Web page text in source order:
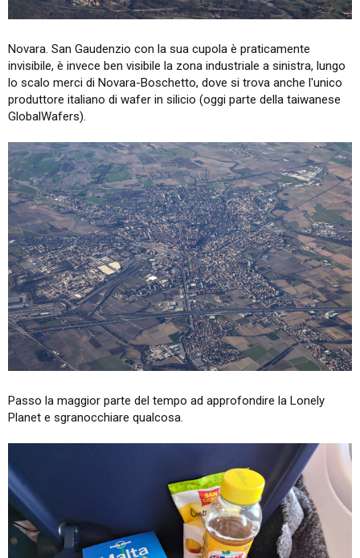
Novara. San Gaudenzio con la sua cupola è praticamente
invisibile, è invece ben visibile la zona industriale a sinistra, lungo
lo scalo merci di Novara-Boschetto, dove si trova anche l'unico
produttore italiano di wafer in silicio (oggi parte della taiwanese
GlobalWafers).
Passo la maggior parte del tempo ad approfondire la Lonely
Planet e sgranocchiare qualcosa.